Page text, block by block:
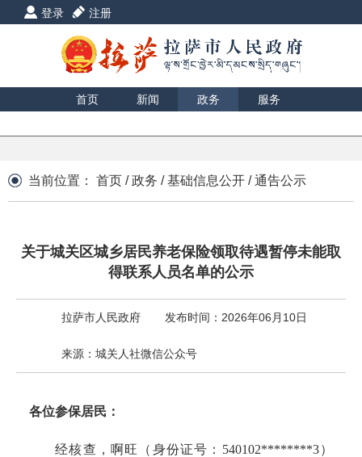
登录 注册
首页 新闻 政务
服务
当前位置： 首页 /政务 /基础信息公开 /通告公示
关于城关区城乡居民养老保险领取待遇暂停未能取
得联系人员名单的公示
拉萨市人民政府 发布时间：2026年06月10日
来源：城关人社微信公众号
各位参保居民：
经核查，啊旺（身份证号： 540102********3）